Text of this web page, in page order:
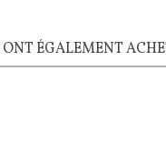
ÉGALEMENT